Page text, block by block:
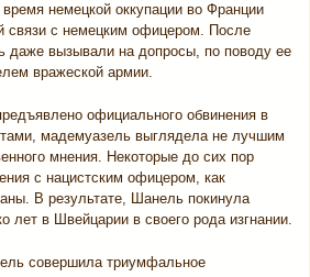
немецкой оккупации во Франции
связи с немецким офицером. После
даже вызывали на допросы, по поводу ее
вражеской армии.
официального обвинения в
мадемуазель выглядела не лучшим
мнения. Некоторые до сих пор
с нацистским офицером, как
В результате, Шанель покинула
лет в Швейцарии в своего рода изгнании.
совершила триумфальное